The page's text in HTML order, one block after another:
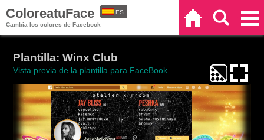
ColoreatuFace
Cambia los colores de Facebook
ES
Plantilla: Winx Club
Vista previa de la plantilla para FaceBook